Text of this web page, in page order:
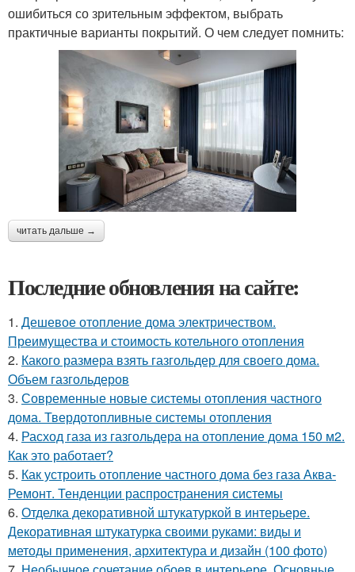
ошибиться со зрительным эффектом, выбрать
практичные варианты покрытий. О чем следует помнить:
читать дальше →
Последние обновления на сайте:
1. Дешевое отопление дома электричеством.
Преимущества и стоимость котельного отопления
2. Какого размера взять газгольдер для своего дома.
Объем газгольдеров
3. Современные новые системы отопления частного
дома. Твердотопливные системы отопления
4. Расход газа из газгольдера на отопление дома 150 м2.
Как это работает?
5. Как устроить отопление частного дома без газа Аква-
Ремонт. Тенденции распространения системы
6. Отделка декоративной штукатуркой в интерьере.
Декоративная штукатурка своими руками: виды и
методы применения, архитектура и дизайн (100 фото)